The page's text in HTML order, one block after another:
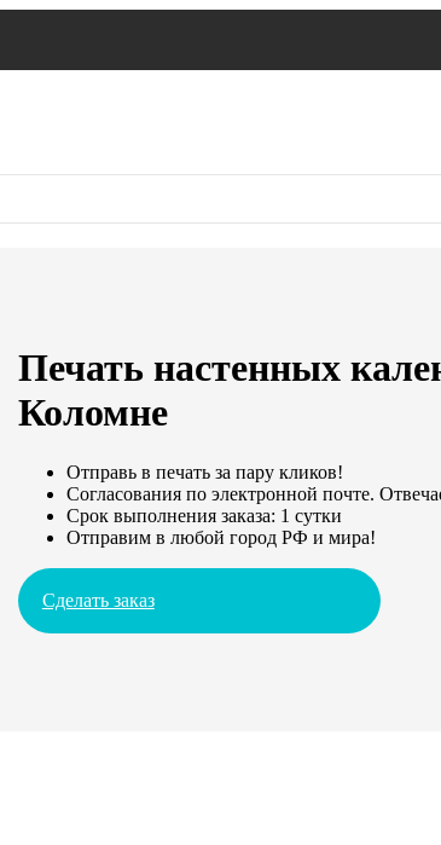
Печать настенных
Коломне
Отправь в печать за пару кликов!
Согласования по электронной почте.
Срок выполнения заказа: 1 сутки
Отправим в любой город РФ и мира!
Сделать заказ